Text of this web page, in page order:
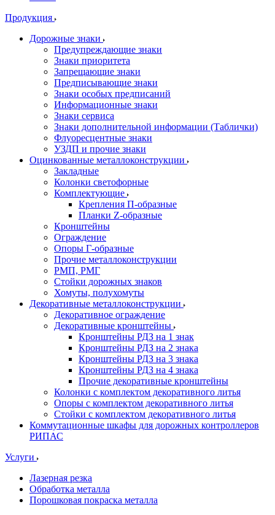
Продукция
Дорожные знаки
Предупреждающие знаки
Знаки приоритета
Запрещающие знаки
Предписывающие знаки
Знаки особых предписаний
Информационные знаки
Знаки сервиса
Знаки дополнительной информации (Таблички)
Флуоресцентные знаки
УЗДП и прочие знаки
Оцинкованные металлоконструкции
Закладные
Колонки светофорные
Комплектующие
Крепления П-образные
Планки Z-образные
Кронштейны
Ограждение
Опоры Г-образные
Прочие металлоконструкции
РМП, РМГ
Стойки дорожных знаков
Хомуты, полухомуты
Декоративные металлоконструкции
Декоративное ограждение
Декоративные кронштейны
Кронштейны РДЗ на 1 знак
Кронштейны РДЗ на 2 знака
Кронштейны РДЗ на 3 знака
Кронштейны РДЗ на 4 знака
Прочие декоративные кронштейны
Колонки с комплектом декоративного литья
Опоры с комплектом декоративного литья
Стойки с комплектом декоративного литья
Коммутационные шкафы для дорожных контроллеров
РИПАС
Услуги
Лазерная резка
Обработка металла
Порошковая покраска металла